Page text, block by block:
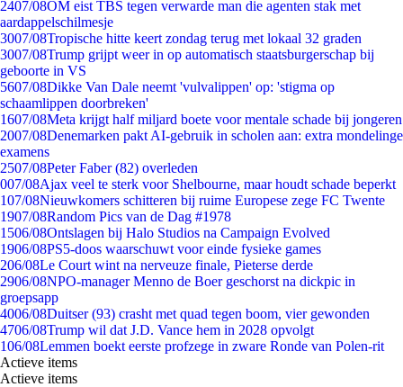
2407/08OM eist TBS tegen verwarde man die agenten stak met
aardappelschilmesje
3007/08Tropische hitte keert zondag terug met lokaal 32 graden
3007/08Trump grijpt weer in op automatisch staatsburgerschap bij
geboorte in VS
5607/08Dikke Van Dale neemt 'vulvalippen' op: 'stigma op
schaamlippen doorbreken'
1607/08Meta krijgt half miljard boete voor mentale schade bij jongeren
2007/08Denemarken pakt AI-gebruik in scholen aan: extra mondelinge
examens
2507/08Peter Faber (82) overleden
007/08Ajax veel te sterk voor Shelbourne, maar houdt schade beperkt
107/08Nieuwkomers schitteren bij ruime Europese zege FC Twente
1907/08Random Pics van de Dag #1978
1506/08Ontslagen bij Halo Studios na Campaign Evolved
1906/08PS5-doos waarschuwt voor einde fysieke games
206/08Le Court wint na nerveuze finale, Pieterse derde
2906/08NPO-manager Menno de Boer geschorst na dickpic in
groepsapp
4006/08Duitser (93) crasht met quad tegen boom, vier gewonden
4706/08Trump wil dat J.D. Vance hem in 2028 opvolgt
106/08Lemmen boekt eerste profzege in zware Ronde van Polen-rit
Actieve items
Actieve items